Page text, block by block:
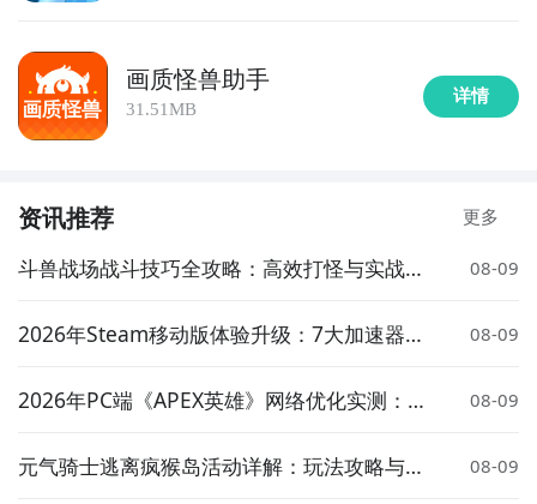
立即下载
画质怪兽助手
31.51MB
详情
资讯推荐 更多
斗兽战场战斗技巧全攻略：高效打怪与实战策
08-09
2026年Steam移动版体验升级：7大加速器对
08-09
2026年PC端《APEX英雄》网络优化实测：7
08-09
元气骑士逃离疯猴岛活动详解：玩法攻略与奖
08-09